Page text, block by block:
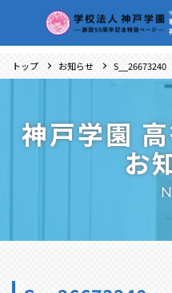
トップ お知らせ S__26673240
神戸学園
お